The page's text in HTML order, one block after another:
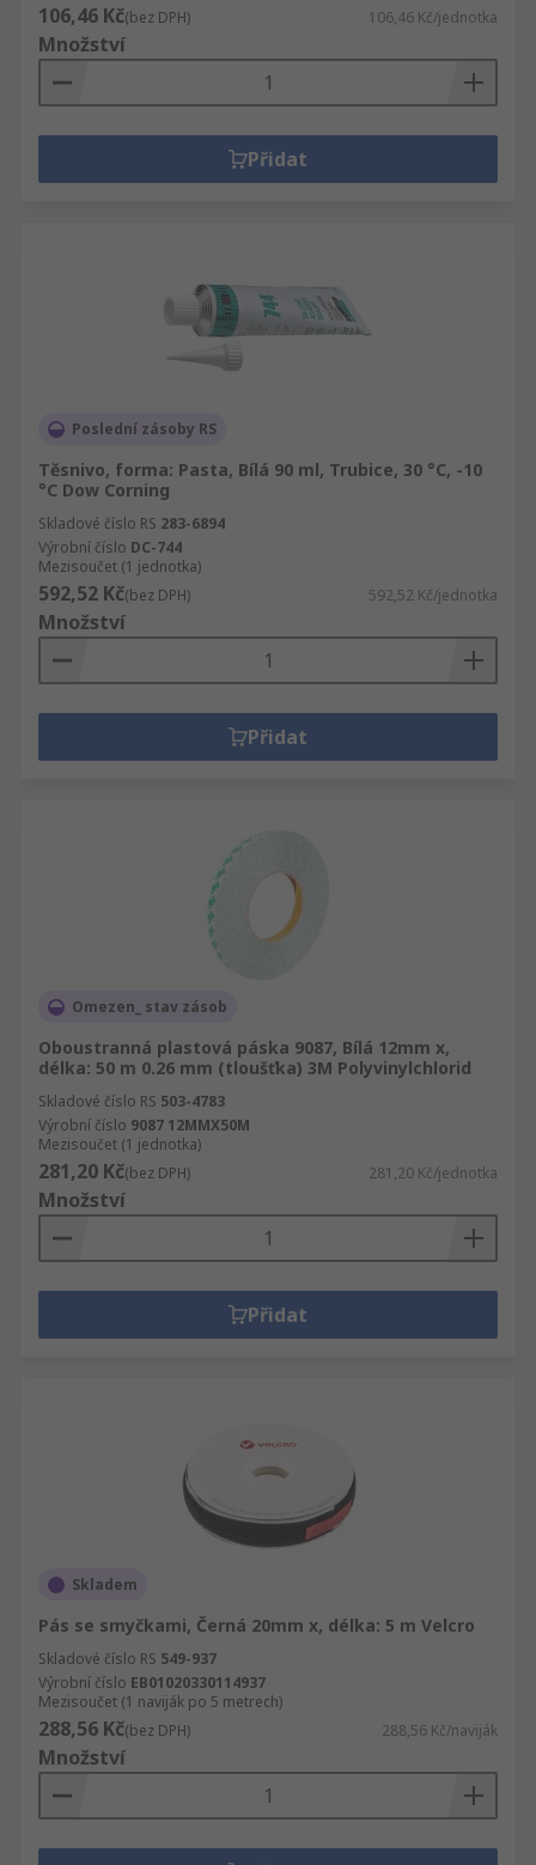
106,46 Kč(bez DPH) 106,46 Kč/jednotka
Množství
Přidat
Poslední zásoby RS
Těsnivo, forma: Pasta, Bílá 90 ml, Trubice, 30 °C, -10
°C Dow Corning
Skladové číslo RS 283-6894
Výrobní číslo DC-744
Mezisoučet (1 jednotka)
592,52 Kč(bez DPH) 592,52 Kč/jednotka
Množství
Přidat
Omezen_ stav zásob
Oboustranná plastová páska 9087, Bílá 12mm x,
délka: 50 m 0.26 mm (tloušťka) 3M Polyvinylchlorid
Skladové číslo RS 503-4783
Výrobní číslo 9087 12MMX50M
Mezisoučet (1 jednotka)
281,20 Kč(bez DPH) 281,20 Kč/jednotka
Množství
Přidat
Skladem
Pás se smyčkami, Černá 20mm x, délka: 5 m Velcro
Skladové číslo RS 549-937
Výrobní číslo EB01020330114937
Mezisoučet (1 naviják po 5 metrech)
288,56 Kč(bez DPH) 288,56 Kč/naviják
Množství